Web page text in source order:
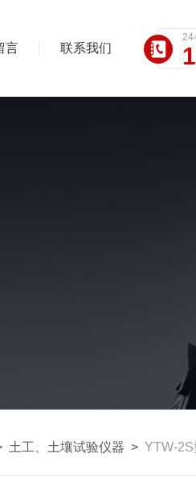
言 联系我们
24
土工、土壤试验仪器 > YTW-